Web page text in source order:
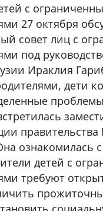
с
27 октября
совет лиц с
под
Ираклия
дети
ознакомилась
детей с
требуют